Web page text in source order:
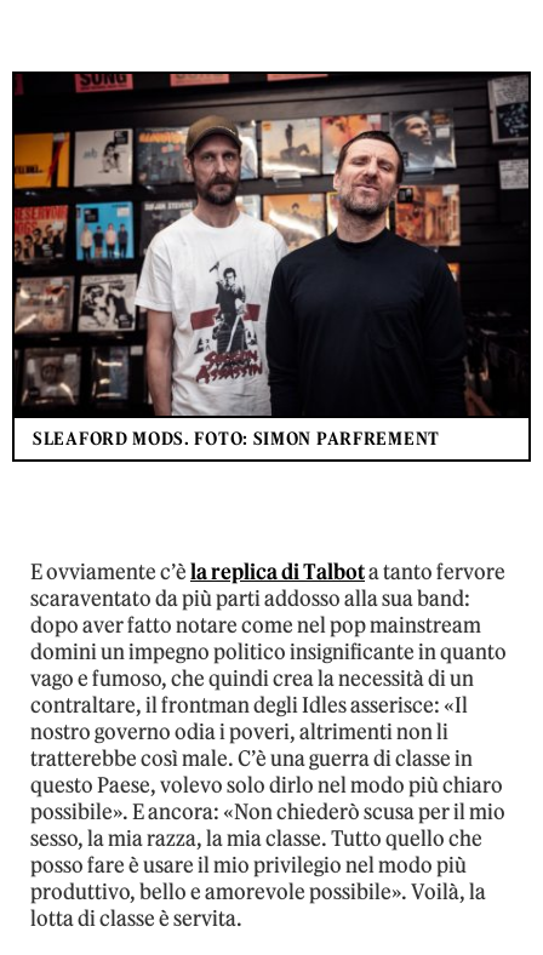
SLEAFORD MODS. FOTO: SIMON PARFREMENT
E ovviamente c’èla replica di Talbota tanto fervore
scaraventato da più parti addosso alla sua band:
dopo aver fatto notare come nel pop mainstream
domini un impegno politico insignificante in quanto
vago e fumoso, che quindi crea la necessità di un
contraltare, il frontman degli Idles asserisce: «Il
nostro governo odia i poveri, altrimenti non li
tratterebbe così male. C’è una guerra di classe in
questo Paese, volevo solo dirlo nel modo più chiaro
possibile». E ancora: «Non chiederò scusa per il mio
sesso, la mia razza, la mia classe. Tutto quello che
posso fare è usare il mio privilegio nel modo più
produttivo, bello e amorevole possibile». Voilà, la
lotta di classe è servita.